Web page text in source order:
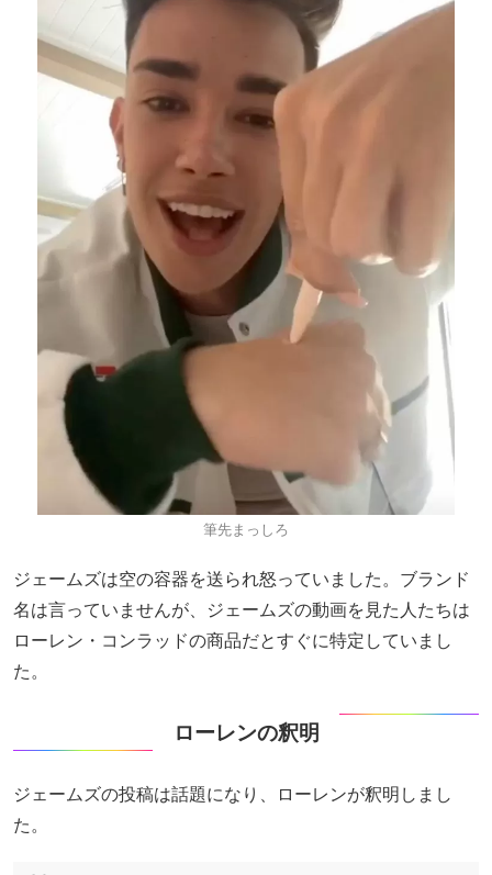
筆先まっしろ
ジェームズは空の容器を送られ怒っていました。ブランド
名は言っていませんが、ジェームズの動画を見た人たちは
ローレン・コンラッドの商品だとすぐに特定していまし
た。
ローレンの釈明
ジェームズの投稿は話題になり、ローレンが釈明しまし
た。